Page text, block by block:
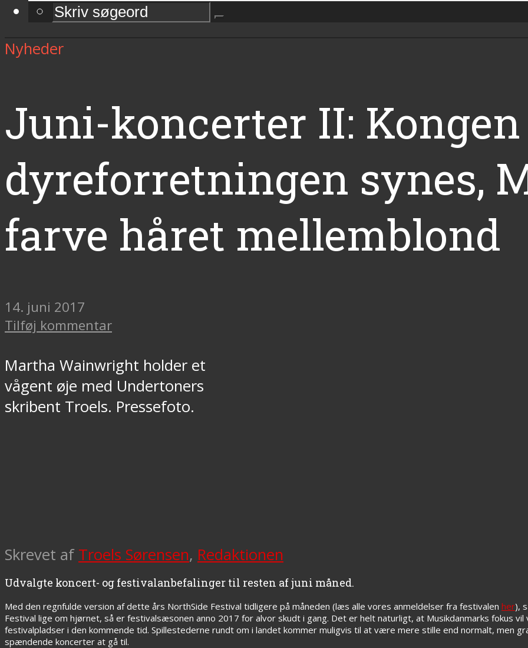
Nyheder
Juni-koncerter II:
dyreforretningen synes,
farve håret mellemblond
14. juni 2017
Tilføj kommentar
Martha Wainwright holder et
vågent øje med Undertoners
skribent Troels. Pressefoto.
Skrevet af Troels Sørensen, Redaktionen
Udvalgte koncert- og festivalanbefalinger til resten af juni måned.
Med den regnfulde version af dette års NorthSide Festival tidligere på måneden (læs alle vores anmeldelser fra festivalen her),
Festival lige om hjørnet, så er festivalsæsonen anno 2017 for alvor skudt i gang. Det er helt naturligt, at Musikdanmarks fokus
festivalpladser i den kommende tid. Spillestederne rundt om i landet kommer muligvis til at være mere stille end normalt, men
spændende koncerter at gå til.